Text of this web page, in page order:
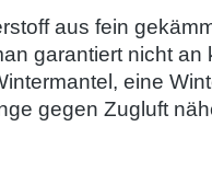
aus fein
garantiert nicht an
eine
gegen Zugluft